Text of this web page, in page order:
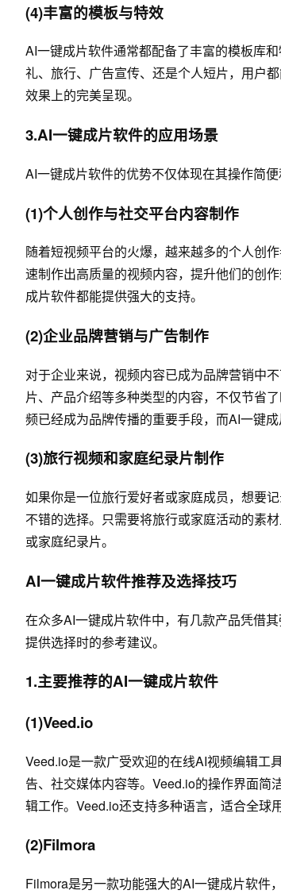
(4)丰富的模板与特效
AI一键成片软件通常都配备了丰富的模板库
礼、旅行、广告宣传、还是个人短片，用户
效果上的完美呈现。
3.AI一键成片软件的应用场景
AI一键成片软件的优势不仅体现在其操作简
(1)个人创作与社交平台内容制作
随着短视频平台的火爆，越来越多的个人创
速制作出高质量的视频内容，提升他们的创
成片软件都能提供强大的支持。
(2)企业品牌营销与广告制作
对于企业来说，视频内容已成为品牌营销中
片、产品介绍等多种类型的内容，不仅节省
频已经成为品牌传播的重要手段，而AI一键
(3)旅行视频和家庭纪录片制作
如果你是一位旅行爱好者或家庭成员，想要
不错的选择。只需要将旅行或家庭活动的素
或家庭纪录片。
AI一键成片软件推荐及选择技巧
在众多AI一键成片软件中，有几款产品凭借
提供选择时的参考建议。
1.主要推荐的AI一键成片软件
(1)Veed.io
Veed.io是一款广受欢迎的在线AI视频编辑工
告、社交媒体内容等。Veed.io的操作界面简
辑工作。Veed.io还支持多种语言，适合全球
(2)Filmora
Filmora是另一款功能强大的AI一键成片软件